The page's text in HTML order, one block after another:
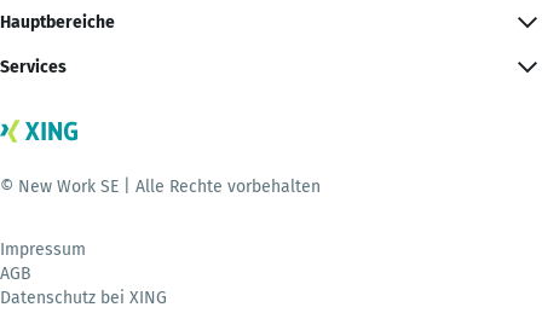
Hauptbereiche
Services
© New Work SE | Alle Rechte vorbehalten
Impressum
AGB
Datenschutz bei XING